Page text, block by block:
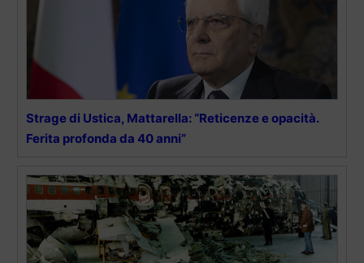
Strage di Ustica, Mattarella: “Reticenze e opacità.
Ferita profonda da 40 anni”